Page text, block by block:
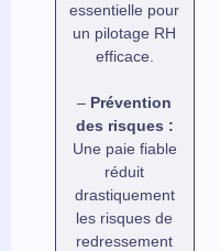
essentielle pour
un pilotage RH
efficace.
– Prévention
des risques :
Une paie fiable
réduit
drastiquement
les risques de
redressement